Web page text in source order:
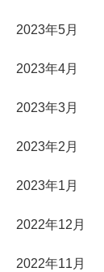
2023年5月
2023年4月
2023年3月
2023年2月
2023年1月
2022年12月
2022年11月